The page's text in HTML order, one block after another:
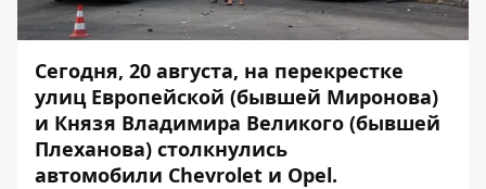
Сегодня, 20 августа, на перекрестке
улиц Европейской (бывшей Миронова)
и Князя Владимира Великого (бывшей
Плеханова) столкнулись
автомобили Chevrolet и Opel.